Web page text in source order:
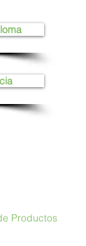
Productos